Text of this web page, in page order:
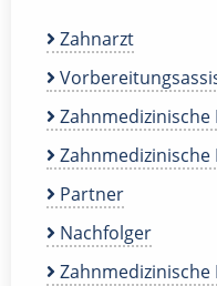
Zahnarzt
Zahnmedizinische
Zahnmedizinische
Partner
Nachfolger